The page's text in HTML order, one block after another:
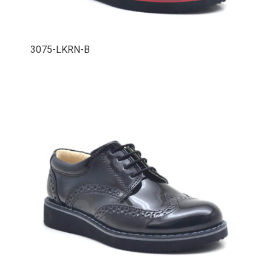
3075-LKRN-B